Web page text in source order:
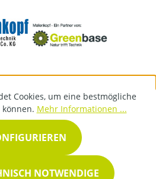
Cookies, um eine bestmögliche
Mehr Informationen ...
NOTWENDIGE